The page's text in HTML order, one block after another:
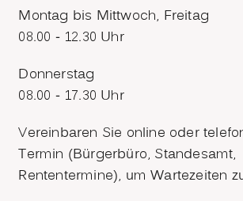
Montag bis Mittwoch, Freitag
08.00 - 12.30 Uhr
Donnerstag
08.00 - 17.30 Uhr
Vereinbaren Sie online oder
Termin (Bürgerbüro, Standesamt,
Rententermine), um Wartezeiten